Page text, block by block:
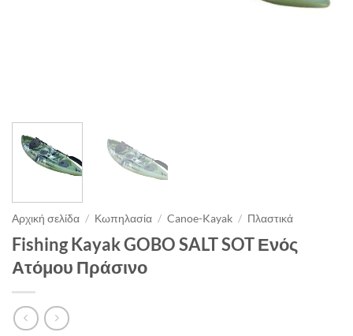
Αρχική σελίδα / Κωπηλασία / Canoe-Kayak / Πλαστικά
Fishing Kayak GOBO SALT SOT Ενός
Ατόμου Πράσινο